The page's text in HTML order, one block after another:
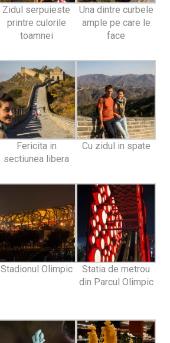
Zidul serpuieste
printre culorile
toamnei
Una dintre curbele
ample pe care le
face
Fericita in
sectiunea libera
Cu zidul in spate
Stadionul Olimpic
Statia de metrou
din Parcul Olimpic